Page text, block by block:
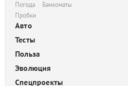
Погода
Пробки
Банкоматы
Авто
Тесты
Польза
Эволюция
Спецпроекты